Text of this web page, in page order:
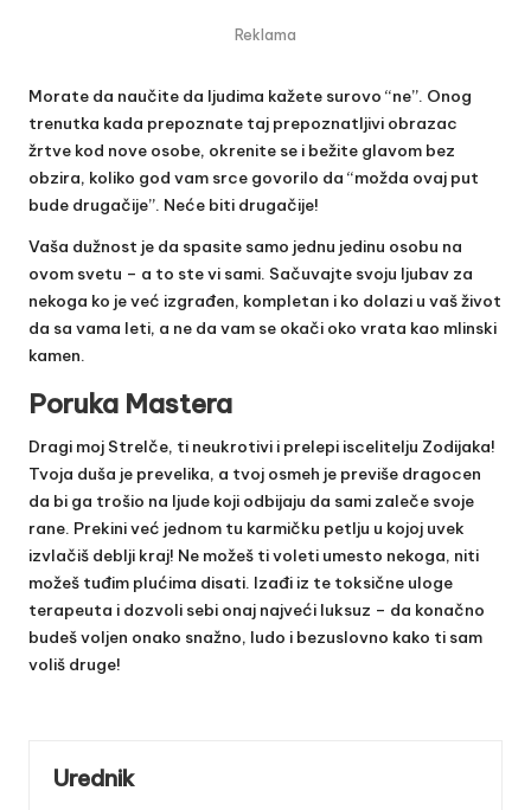
Reklama
Morate da naučite da ljudima kažete surovo “ne”. Onog
trenutka kada prepoznate taj prepoznatljivi obrazac
žrtve kod nove osobe, okrenite se i bežite glavom bez
obzira, koliko god vam srce govorilo da “možda ovaj put
bude drugačije”. Neće biti drugačije!
Vaša dužnost je da spasite samo jednu jedinu osobu na
ovom svetu – a to ste vi sami. Sačuvajte svoju ljubav za
nekoga ko je već izgrađen, kompletan i ko dolazi u vaš život
da sa vama leti, a ne da vam se okači oko vrata kao mlinski
kamen.
Poruka Mastera
Dragi moj Strelče, ti neukrotivi i prelepi iscelitelju Zodijaka!
Tvoja duša je prevelika, a tvoj osmeh je previše dragocen
da bi ga trošio na ljude koji odbijaju da sami zaleče svoje
rane. Prekini već jednom tu karmičku petlju u kojoj uvek
izvlačiš deblji kraj! Ne možeš ti voleti umesto nekoga, niti
možeš tuđim plućima disati. Izađi iz te toksične uloge
terapeuta i dozvoli sebi onaj najveći luksuz – da konačno
budeš voljen onako snažno, ludo i bezuslovno kako ti sam
voliš druge!
Urednik